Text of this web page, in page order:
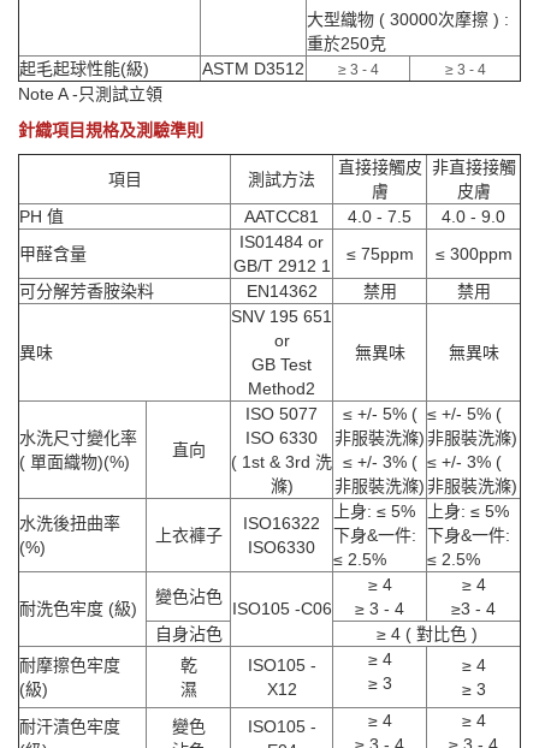
大型織物 ( 30000次摩擦 ) :
重於250克
起毛起球性能(級)
ASTM D3512 ≥ 3 - 4 ≥ 3 - 4
Note A -只測試立領
針織項目規格及測驗準則
項目 測試方法
直接接觸皮
膚
非直接接觸
皮膚
PH 值
AATCC81 4.0 - 7.5
4.0 - 9.0
甲醛含量
IS01484 or
GB/T 2912 1
≤ 75ppm
≤ 300ppm
可分解芳香胺染料
EN14362 禁用 禁用
異味
SNV 195 651
or
GB Test
Method2
無異味 無異味
水洗尺寸變化率
( 單面織物)(%)
直向
ISO 5077
ISO 6330
( 1st & 3rd 洗
滌)
≤ +/- 5% (
非服裝洗滌)
≤ +/- 3% (
非服裝洗滌)
≤ +/- 5% (
非服裝洗滌)
≤ +/- 3% (
非服裝洗滌)
水洗後扭曲率
(%)
上衣褲子
ISO16322
ISO6330
上身: ≤ 5%
下身&一件:
≤ 2.5%
上身: ≤ 5%
下身&一件:
≤ 2.5%
耐洗色牢度 (級)
變色沾色
ISO105 -C06
≥ 4
≥ 3 - 4
≥ 4
≥3 - 4
自身沾色
≥ 4 ( 對比色 )
耐摩擦色牢度
(級)
乾
濕
ISO105 -
X12
≥ 4
≥ 3
≥ 4
≥ 3
耐汗漬色牢度
變色
ISO105 -
≥ 4
≥ 4